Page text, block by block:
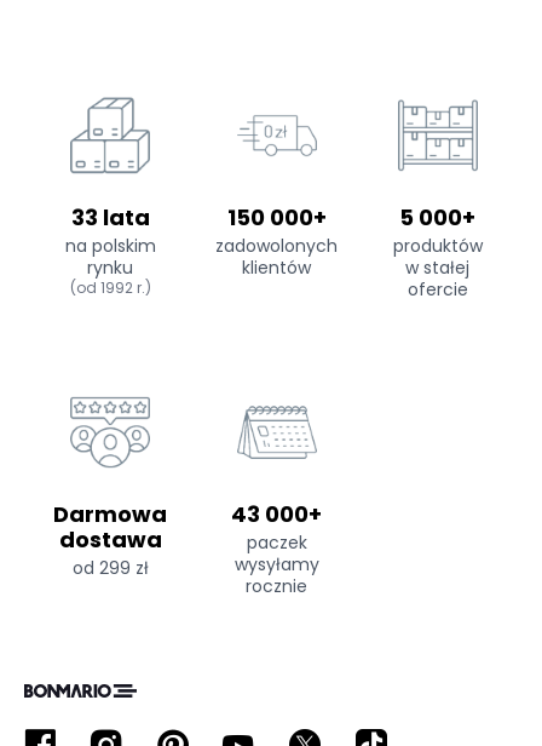
33 lata
na polskim
rynku
(od 1992 r.)
150 000+
zadowolonych
klientów
5 000+
produktów
w stałej
ofercie
Darmowa
dostawa
od 299 zł
43 000+
paczek
wysyłamy
rocznie